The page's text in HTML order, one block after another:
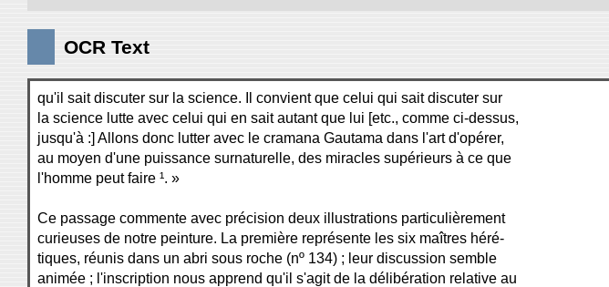
OCR Text
qu'il sait discuter sur la science. Il convient que celui qui sait discuter sur
la science lutte avec celui qui en sait autant que lui [etc., comme ci-dessus,
jusqu'à :] Allons donc lutter avec le cramana Gautama dans l'art d'opérer,
au moyen d'une puissance surnaturelle, des miracles supérieurs à ce que
l'homme peut faire ¹. »
Ce passage commente avec précision deux illustrations particulièrement
curieuses de notre peinture. La première représente les six maîtres héré-
tiques, réunis dans un abri sous roche (nº 134) ; leur discussion semble
animée ; l'inscription nous apprend qu'il s'agit de la délibération relative au